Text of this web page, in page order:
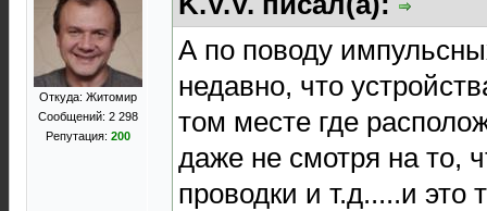
Откуда: Житомир
Сообщений: 2 298
Репутация: 200
А по поводу
недавно, что
том месте где
даже не смотря на то,
проводки и т.д.....и это